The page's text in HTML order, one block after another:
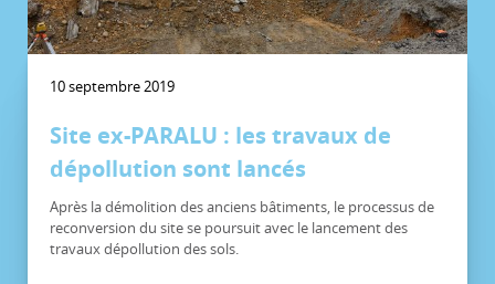
10 septembre 2019
Site ex-PARALU : les travaux de
dépollution sont lancés
Après la démolition des anciens bâtiments, le processus de
reconversion du site se poursuit avec le lancement des
travaux dépollution des sols.